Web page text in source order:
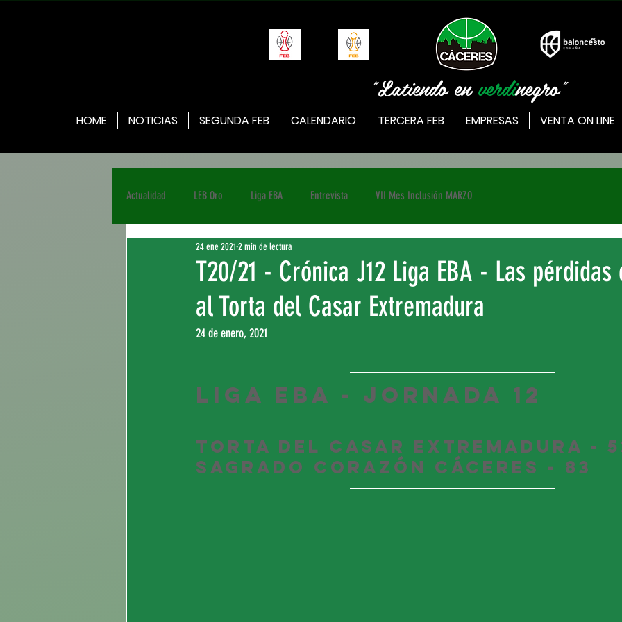
"Latiendo enverdinegro"
HOME NOTICIAS SEGUNDA FEB CALENDARIO TERCERA FEB EMPRESAS VENTA ON LINE
Actualidad LEB Oro Liga EBA Entrevista VII Mes Inclusión MARZO
T20/21 - Crónica J12 Liga EBA - Las pérdidas
al Torta del Casar Extremadura
24 ene 2021 2 min de lectura
24 de enero, 2021
LIGA EBA - JORNADA 12
Torta del Casar Extremadura -
Sagrado Corazón Cáceres - 83